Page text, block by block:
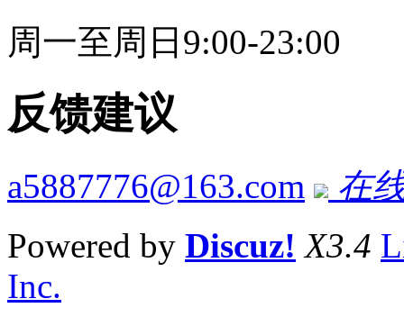
周一至周日9:00-23:00
反馈建议
a5887776@163.com
在
Powered by Discuz! X3.4
Inc.